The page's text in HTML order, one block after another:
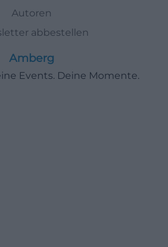
Autoren
abbestellen
Amberg
Events. Deine Momente.